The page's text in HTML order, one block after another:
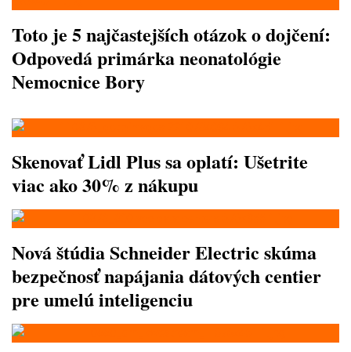
Toto je 5 najčastejších otázok o dojčení:
Odpovedá primárka neonatológie
Nemocnice Bory
Skenovať Lidl Plus sa oplatí: Ušetrite
viac ako 30% z nákupu
Nová štúdia Schneider Electric skúma
bezpečnosť napájania dátových centier
pre umelú inteligenciu